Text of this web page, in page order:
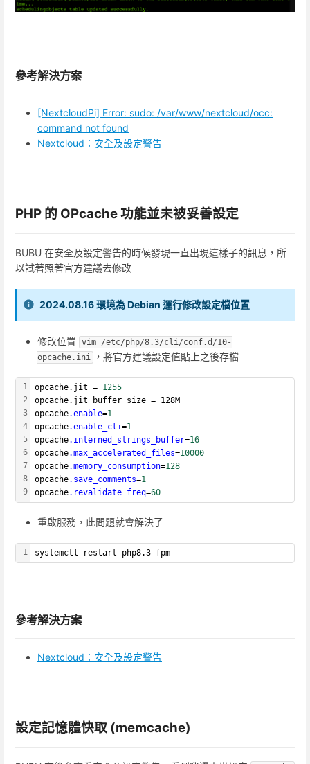
參考解決方案
[NextcloudPi] Error: sudo: /var/www/nextcloud/occ:
command not found
Nextcloud：安全及設定警告
PHP 的 OPcache 功能並未被妥善設定
BUBU 在安全及設定警告的時候發現一直出現這樣子的訊息，所
以試著照著官方建議去修改
2024.08.16 環境為 Debian 運行修改設定檔位置
修改位置
vim /etc/php/8.3/cli/conf.d/10-
opcache.ini
，將官方建議設定值貼上之後存檔
1
2
3
4
5
6
7
8
9
opcache.jit = 1255
opcache.jit_buffer_size = 128M
opcache.enable=1
opcache.enable_cli=1
opcache.interned_strings_buffer=16
opcache.max_accelerated_files=10000
opcache.memory_consumption=128
opcache.save_comments=1
opcache.revalidate_freq=60
重啟服務，此問題就會解決了
1 systemctl restart php8.3-fpm
參考解決方案
Nextcloud：安全及設定警告
設定記憶體快取 (memcache)